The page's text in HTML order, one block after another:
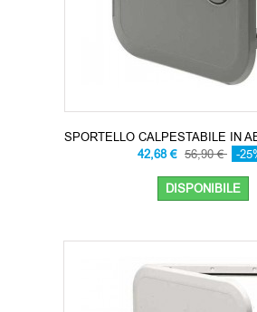
SPORTELLO CALPESTABILE IN
42,68 € 56,90 € -
DISPONIBILE